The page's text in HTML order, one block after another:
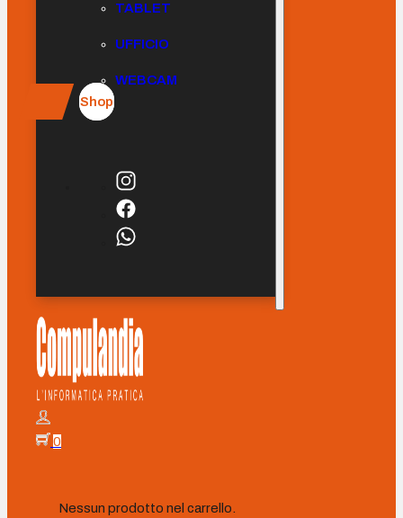
TABLET
UFFICIO
WEBCAM
Shop
0
Nessun prodotto nel carrello.